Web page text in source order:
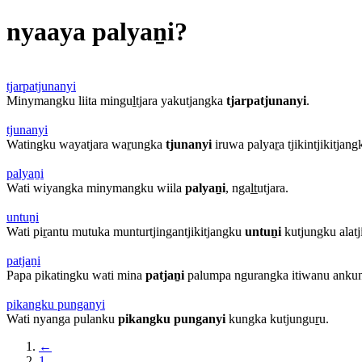
nyaaya palyaṉi?
tjarpatjunanyi
Minymangku liita minguḻtjara yakutjangka tjarpatjunanyi.
tjunanyi
Watingku wayatjara waṟungka tjunanyi iruwa palyaṟa
palyaṉi
Wati wiyangka minymangku wiila palyaṉi, ngaḻṯutjara.
untuṉi
Wati piṟantu mutuka munturtjingantjikitjangku untuṉi kutjungku
patjaṉi
Papa pikatingku wati mina patjaṉi palumpa ngurangka itiwanu
pikangku punganyi
Wati nyanga pulanku pikangku punganyi kungka kutjunguṟu.
←